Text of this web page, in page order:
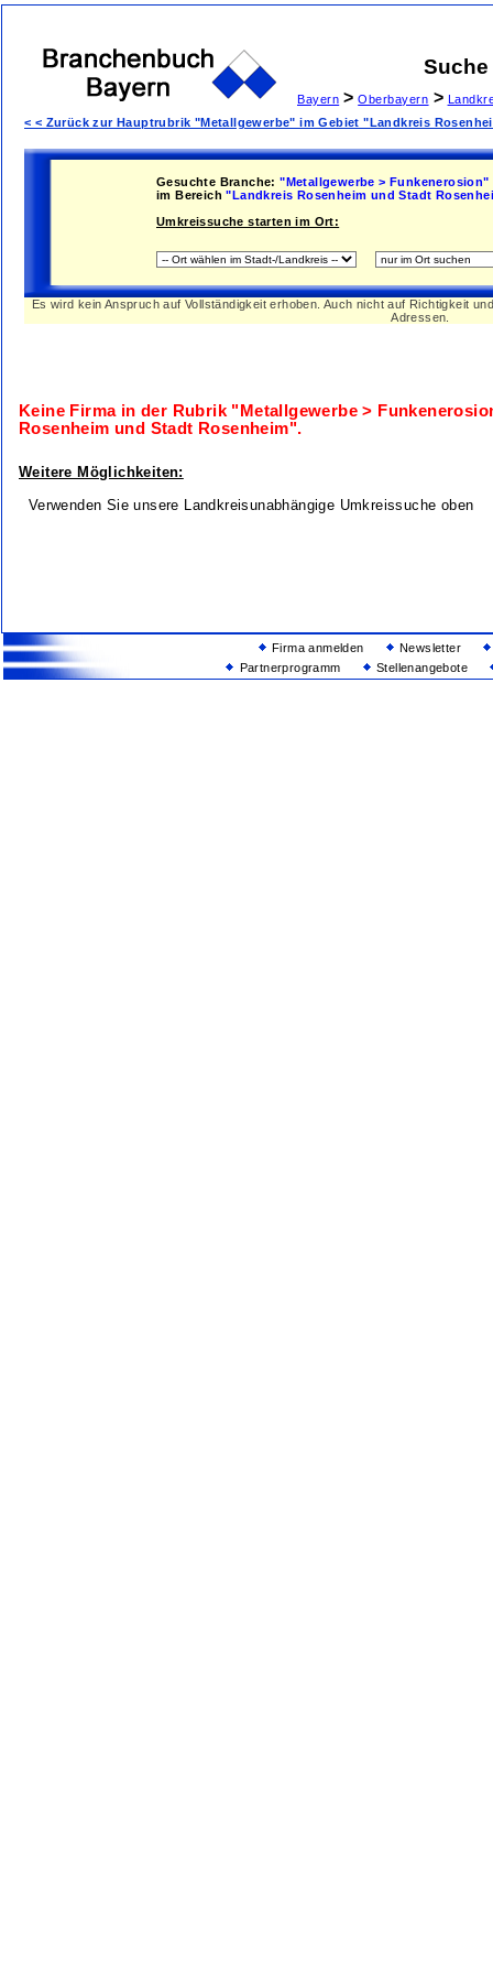
Bayern > Oberbayern >
< < Zurück zur Hauptrubrik "Metallgewerbe" im Gebiet "Landkreis
Gesuchte Branche: "Metallgewerbe > Funkenerosion"
im Bereich "Landkreis Rosenheim und Stadt
Umkreissuche starten im Ort:
Es wird kein Anspruch auf Vollständigkeit erhoben. Auch nicht auf Richtigkeit
Adressen.
Keine Firma in der Rubrik "Metallgewerbe >
Rosenheim und Stadt Rosenheim".
Weitere Möglichkeiten:
Verwenden Sie unsere Landkreisunabhängige Umkreissuche oben
Firma anmelden
Newsletter
Partnerprogramm
Stellenangebote